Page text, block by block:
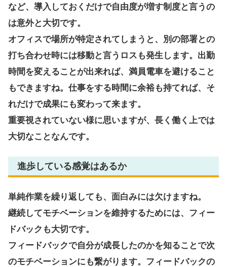
など、導入しておくだけで自由度が増す制度と言うの
は意外と大切です。
オフィスで場所が特定されてしまうと、別の部署との
打ち合わせ時には移動と言うロスも発生します。出勤
時間を変えることが出来れば、満員電車を避けること
もできますね。仕事をする時間に余裕も持てれば、そ
れだけで成果にも変わって来ます。
重要視されていない様に思いますが、長く働く上では
大切なことなんです。
進歩している感覚はあるか
単純作業を繰り返しても、面白みには欠けますね。
継続してモチベーションを維持するためには、フィー
ドバックも大切です。
フィードバックで自分が成長したのかを知ることで次
のモチベーションにも繋がります。フィードバックの